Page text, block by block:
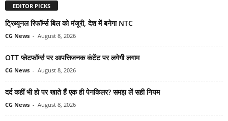
EDITOR PICKS
ट्रिब्यूनल रिफॉर्म्स बिल को मंजूरी, देश में बनेगा NTC
CG News - August 8, 2026
OTT प्लेटफॉर्म्स पर आपत्तिजनक कंटेंट पर लगेगी लगाम
CG News - August 8, 2026
दर्द कहीं भी हो पर खाते हैं एक ही पेनकिलर? समझ लें सही नियम
CG News - August 8, 2026